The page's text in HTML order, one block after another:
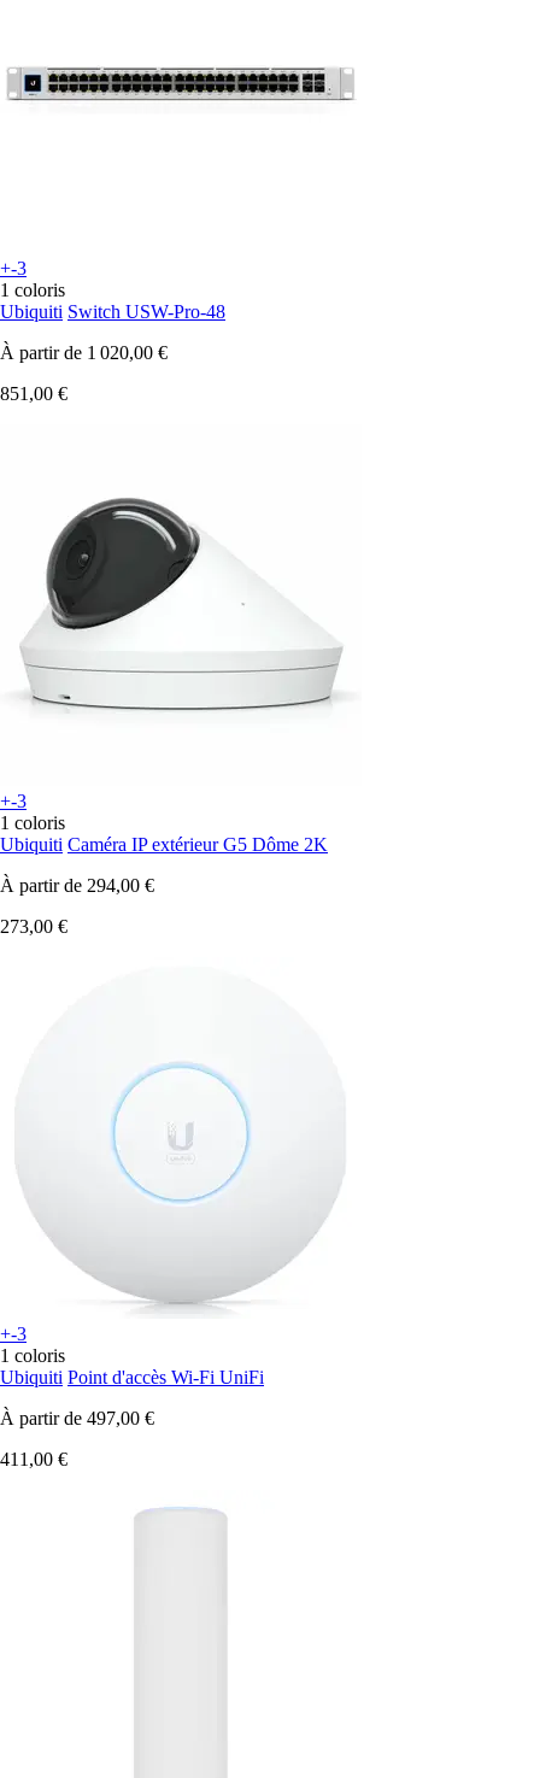
+-3
1 coloris
Ubiquiti Switch USW-Pro-48
À partir de 1 020,00 €
851,00 €
+-3
1 coloris
Ubiquiti Caméra IP extérieur G5 Dôme 2K
À partir de 294,00 €
273,00 €
+-3
1 coloris
Ubiquiti Point d'accès Wi-Fi UniFi
À partir de 497,00 €
411,00 €